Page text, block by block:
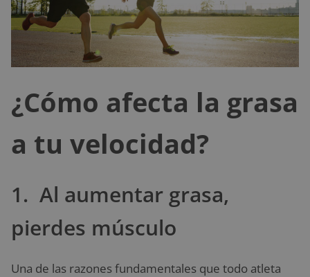
¿Cómo afecta la grasa
a tu velocidad?
1. Al aumentar grasa,
pierdes músculo
Una de las razones fundamentales que todo atleta